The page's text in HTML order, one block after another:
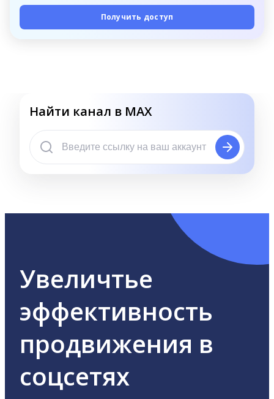
Получить доступ
Найти канал в MAX
Увеличтье
эффективность
продвижения в
соцсетях